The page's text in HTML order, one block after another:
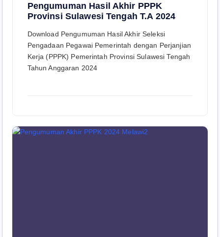
Pengumuman Hasil Akhir PPPK
Provinsi Sulawesi Tengah T.A 2024
Download Pengumuman Hasil Akhir Seleksi
Pengadaan Pegawai Pemerintah dengan Perjanjian
Kerja (PPPK) Pemerintah Provinsi Sulawesi Tengah
Tahun Anggaran 2024